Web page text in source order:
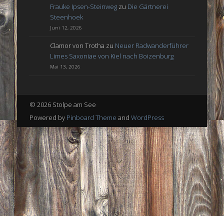
Frauke Ipsen-Steinweg zu Die Gärtnerei
Steenhoek
Juni 12, 2026
Clamor von Trotha zu Neuer Radwanderführer
Limes Saxoniae von Kiel nach Boizenburg
Mai 13, 2026
© 2026 Stolpe am See
Powered by Pinboard Theme and WordPress